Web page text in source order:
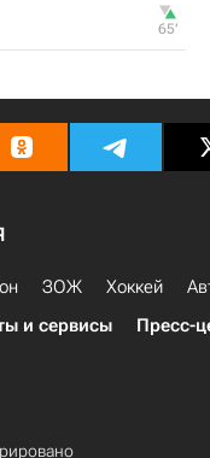
65‎’‎
ЗОЖ Хоккей
и сервисы Пресс-